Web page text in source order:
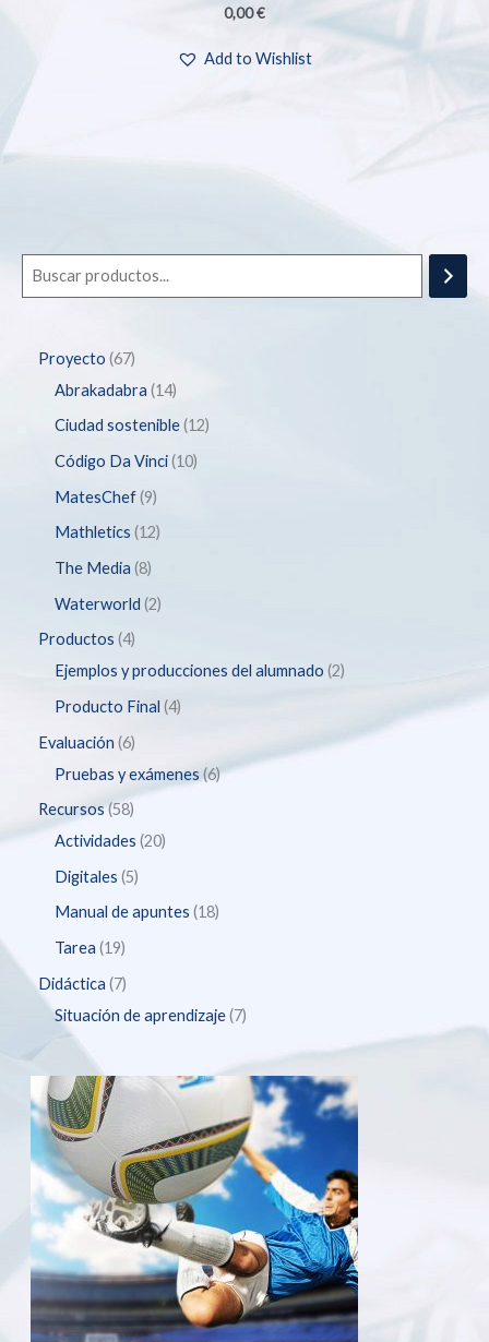
Proyecto 67
Abrakadabra 14
Ciudad sostenible 12
Código Da Vinci 10
MatesChef 9
Mathletics 12
The Media 8
Waterworld 2
Productos 4
Ejemplos y producciones del alumnado 2
Producto Final 4
Evaluación 6
Pruebas y exámenes 6
Recursos 58
Actividades 20
Digitales 5
Manual de apuntes 18
Tarea 19
Didáctica 7
Situación de aprendizaje 7
0,00€
Add to Wishlist